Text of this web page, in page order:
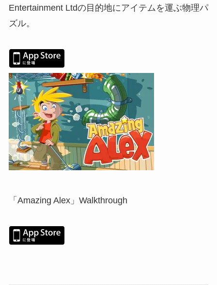
Entertainment Ltdの目的地にアイテムを運ぶ物理パ
ズル。
「Amazing Alex」Walkthrough